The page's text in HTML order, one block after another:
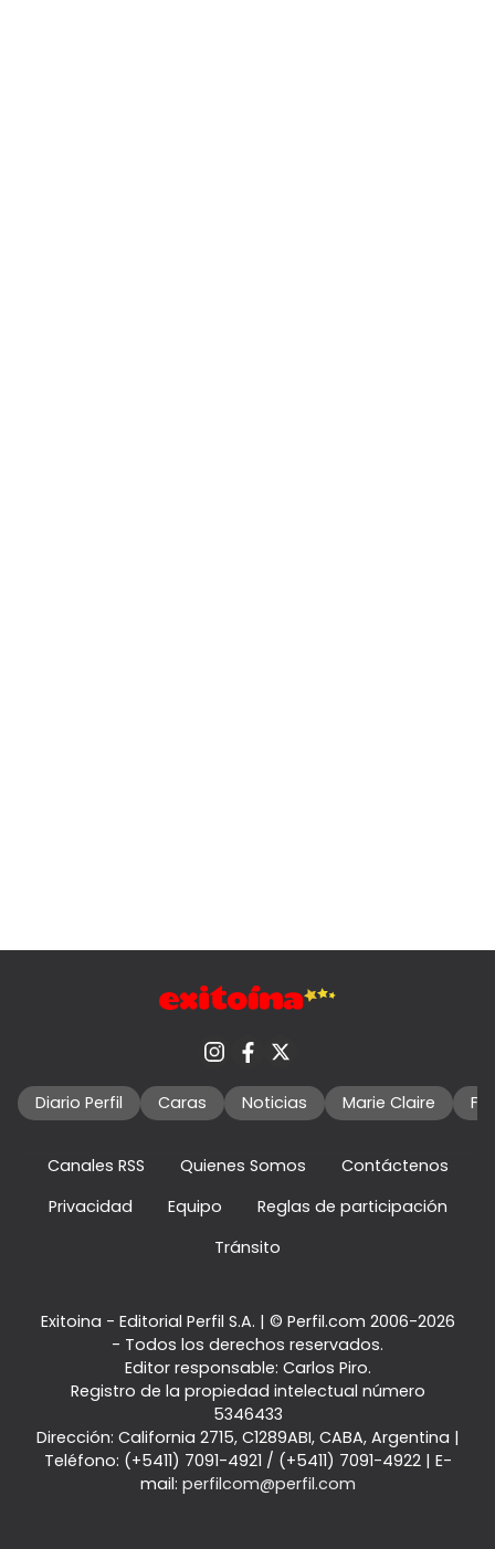
Diario Perfil Caras Noticias Marie Claire
Canales RSS Quienes Somos
Contáctenos
Privacidad
Equipo
Reglas de participación
Tránsito
Exitoina - Editorial Perfil S.A. | © Perfil.com 2006-2026
- Todos los derechos reservados.
Editor responsable: Carlos Piro.
Registro de la propiedad intelectual número
5346433
Dirección: California 2715, C1289ABI, CABA, Argentina |
Teléfono: (+5411) 7091-4921 / (+5411) 7091-4922| E-
mail: perfilcom@perfil.com